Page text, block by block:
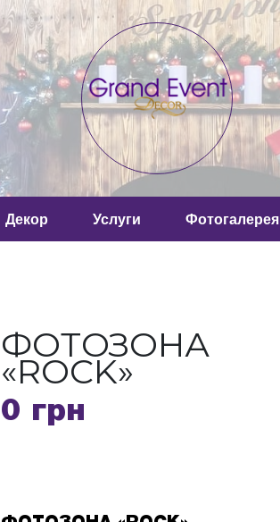
Декор Услуги Фотогалерея
ФОТОЗОНА
«ROCK»
0 грн